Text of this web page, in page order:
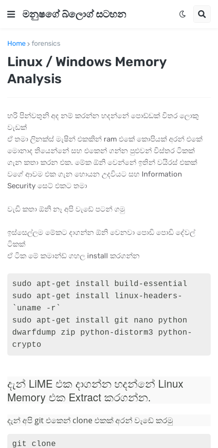
මනුෂගේ බ්ලොග් සටහන
Home forensics
Linux / Windows Memory
Analysis
හරි පින්වතුනි අද නම් කරන්න හදන්නේ පොඩ්ඩක් විතර ලොකු
වැඩක්
ඒ තමා ලිනක්ස් මැෂින් එකකින් ram එකේ කොපියක් අරන් එකේ
මොනාද තියෙන්නේ සහ එකෙන් ගන්න පුළුවන් විස්තර ටිකක්
ගැන කතා කරන එක. මේක ඕනි වෙන්නේ ඉතින් වයිරස් එකක්
වගේ ආවම එක ගැන හොයන උදවියට සහ Information
Security සෙට් එකට තමා
වැඩි කතා ඕනි නෑ අපි වැඩේ පටන් ගමු
ඉස්සෙල්ලම මේකට දාගන්න ඕනි වෙනවා පොඩි පොඩි දේවල්
ටිකක්
ඒ ටික මේ කමාන්ඩ් ගහල install කරගන්න
sudo apt-get install build-essential
sudo apt-get install linux-headers-
`uname -r`
sudo apt-get install git nano python
dwarfdump zip python-distorm3 python-
crypto
දැන් LiME එක දාගන්න හදන්නේ Linux
Memory එක Extract කරගන්න.
දැන් අපි git එකෙන් clone එකක් අරන් වැඩේ කරමු
git clone